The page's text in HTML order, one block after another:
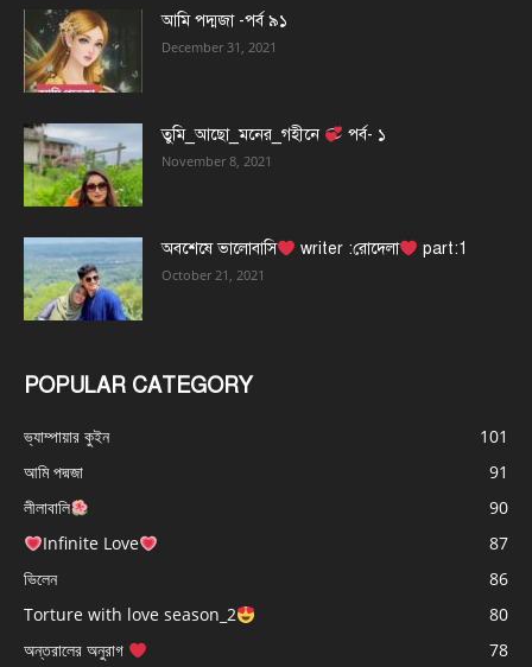
আমি পদ্মজা -পর্ব ৯১
December 31, 2021
তুমি_আছো_মনের_গহীনে পর্ব- ১
November 8, 2021
অবশেষে ভালোবাসি writer :রোদেলা part:1
October 21, 2021
POPULAR CATEGORY
ভ্যাম্পায়ার কুইন
101
আমি পদ্মজা
91
লীলাবালি
90
Infinite Love
87
ভিলেন
86
Torture with love season_2
80
অন্তরালের অনুরাগ
78